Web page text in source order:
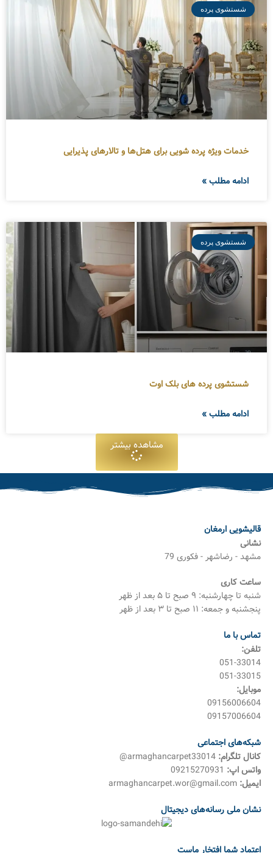
شستشوی پرده
خدمات ویژه پرده شویی برای هتل‌ها و تالارهای پذیرایی
ادامه مطلب »
شستشوی پرده
شستشوی پرده های بلک اوت
ادامه مطلب »
مشاهده بیشتر
قالیشویی ارمغان
نشانی
مشهد - رضاشهر - فکوری 79
ساعت کاری
شنبه تا چهارشنبه: ۹ صبح تا ۵ بعد از ظهر
پنجشنبه و جمعه: ۱۱ صبح تا ۳ بعد از ظهر
تماس با ما
تلفن:
051-33014
051-33015
موبایل:
09156006604
09157006604
شبکه‌های اجتماعی
کانال تلگرام:
واتس اپ: 09215270931
ایمیل:
نشان ملی رسانه‌های دیجیتال
اعتماد شما افتخار ماست